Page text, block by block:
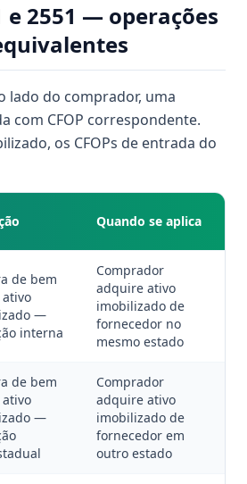
e 2551 — operações
lado do comprador, uma
com CFOP correspondente.
os CFOPs de entrada do
Quando se aplica
de bem
—
interna
Comprador
adquire ativo
imobilizado de
fornecedor no
mesmo estado
de bem
—
Comprador
adquire ativo
imobilizado de
fornecedor em
outro estado